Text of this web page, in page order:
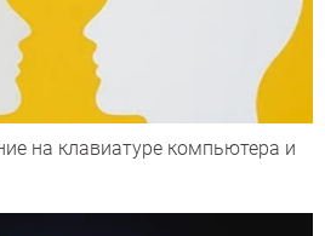
на клавиатуре компьютера и